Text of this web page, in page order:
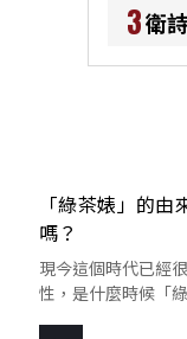
3衛
「綠茶婊」的
嗎？
現今這個時代已經
性，是什麼時候「